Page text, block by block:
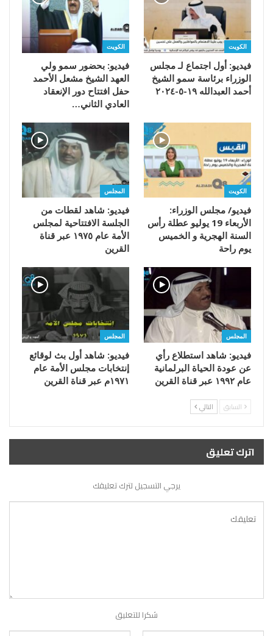
الكويت
فيديو: أول اجتماع لـ مجلس
الوزراء برئاسة سمو الشيخ
أحمد العبدالله ١٩-٥-٢٠٢٤
الكويت
فيديو: بحضور سمو ولي
العهد الشيخ مشعل الأحمد
حفل افتتاح دور الإنعقاد
العادي الثاني…
الكويت
فيديو/ مجلس الوزراء:
الأربعاء 19 يوليو عطلة رأس
السنة الهجرية و الخميس
يوم راحة
المجلس
فيديو: شاهد لقطات من
الجلسة الافتتاحية لمجلس
الأمة عام ١٩٧٥ عبر قناة
القرين
المجلس
فيديو: شاهد استطلاع رأي
عن عودة الحياة البرلمانية
عام ١٩٩٢ عبر قناة القرين
المجلس
فيديو: شاهد أول بث لوقائع
إنتخابات مجلس الأمة عام
١٩٧١م عبر قناة القرين
السابق التالي
اترك تعليق
يرجي التسجيل لترك تعليقك
شكرا للتعليق